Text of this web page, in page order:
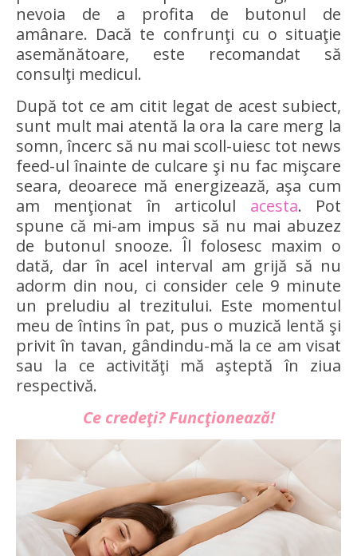
nevoia de a profita de butonul de
amânare. Dacă te confrunţi cu o situaţie
asemănătoare, este recomandat să
consulţi medicul.
După tot ce am citit legat de acest subiect,
sunt mult mai atentă la ora la care merg la
somn, încerc să nu mai scoll-uiesc tot news
feed-ul înainte de culcare şi nu fac mişcare
seara, deoarece mă energizează, aşa cum
am menţionat în articolul acesta. Pot
spune că mi-am impus să nu mai abuzez
de butonul snooze. Îl folosesc maxim o
dată, dar în acel interval am grijă să nu
adorm din nou, ci consider cele 9 minute
un preludiu al trezitului. Este momentul
meu de întins în pat, pus o muzică lentă şi
privit în tavan, gândindu-mă la ce am visat
sau la ce activităţi mă aşteptă în ziua
respectivă.
Ce credeţi? Funcţionează!